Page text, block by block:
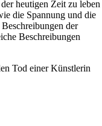
heutigen Zeit zu leben
die Spannung und die
der
Beschreibungen
Tod einer Künstlerin